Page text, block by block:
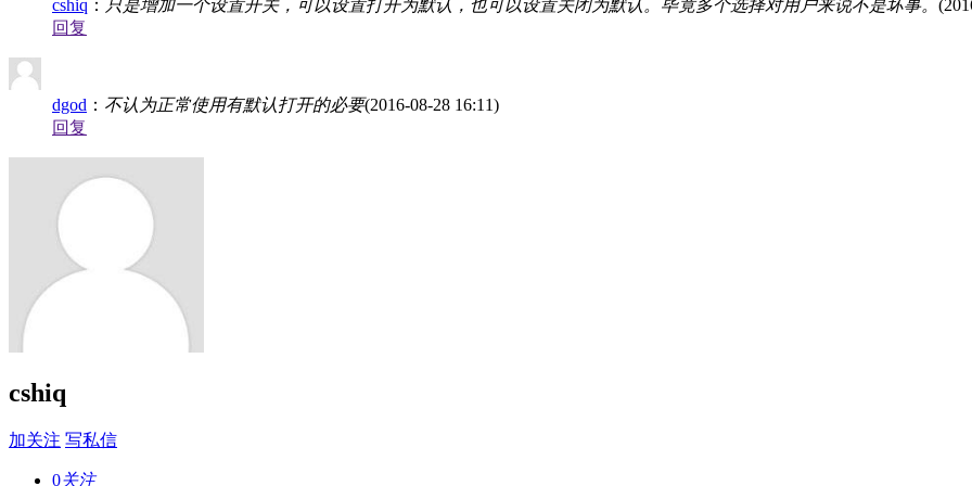
cshiq ： 只是增加一个设置开关，可以设置打开为默认，也可以设置关闭为默认。毕竟多个选择对用户来说不是坏事。
回复
dgod ： 不认为正常使用有默认打开的必要(2016-08-28 16:11)
回复
cshiq
加关注 写私信
0关注